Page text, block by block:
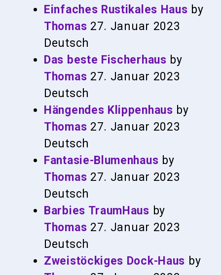
Einfaches Rustikales Haus by
Thomas 27. Januar 2023
Deutsch
Das beste Fischerhaus by
Thomas 27. Januar 2023
Deutsch
Hängendes Klippenhaus by
Thomas 27. Januar 2023
Deutsch
Fantasie-Blumenhaus by
Thomas 27. Januar 2023
Deutsch
Barbies TraumHaus by
Thomas 27. Januar 2023
Deutsch
Zweistöckiges Dock-Haus by